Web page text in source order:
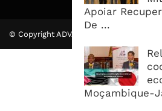
Apoiar
De ...
Moçambique-
© Copyright ADVALUE. Todos Direitos